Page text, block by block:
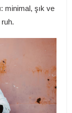
minimal, şık ve